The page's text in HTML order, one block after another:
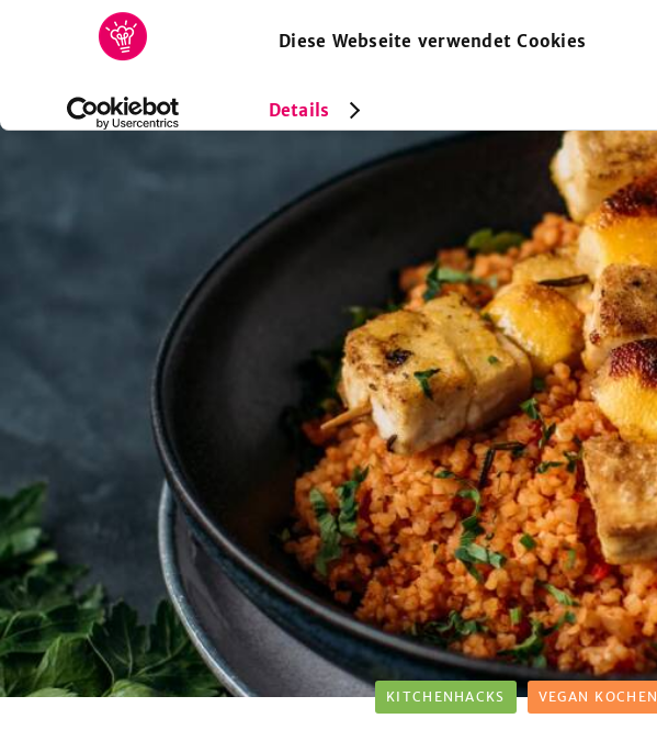
Diese Webseite verwendet Cookies
Details
REZEPTE SAMMLUNGEN MAGAZIN
KITCHENHACKS VEGAN KOCHEN